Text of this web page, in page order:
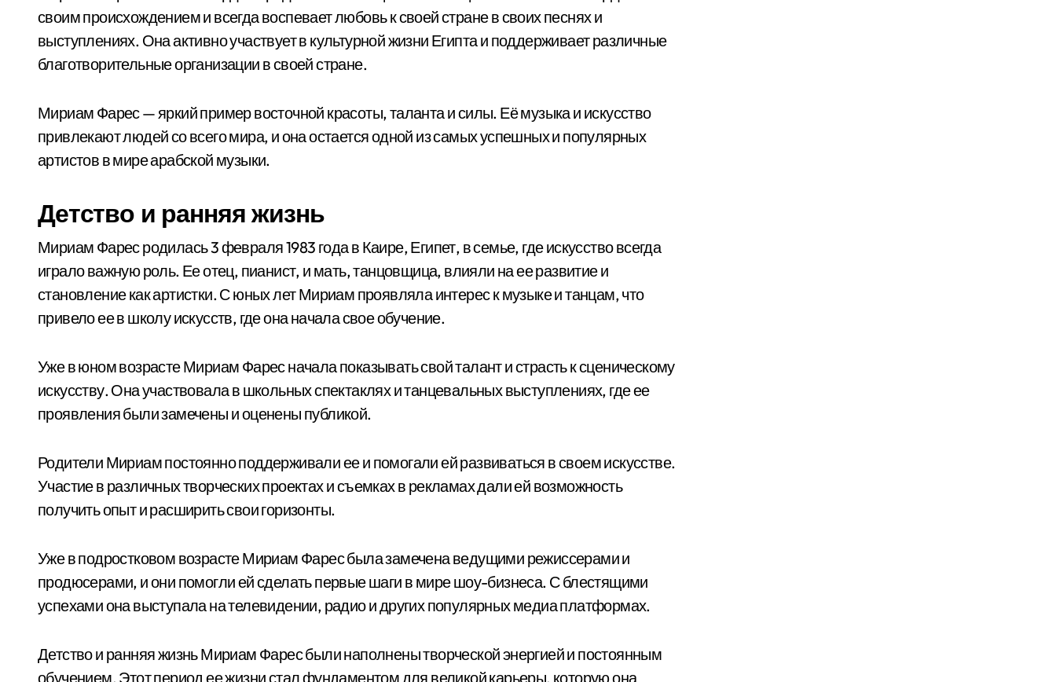
своим происхождением и всегда воспевает любовь к своей стране в своих песнях и
выступлениях. Она активно участвует в культурной жизни Египта и поддерживает различные
благотворительные организации в своей стране.
Мириам Фарес — яркий пример восточной красоты, таланта и силы. Её музыка и искусство
привлекают людей со всего мира, и она остается одной из самых успешных и популярных
артистов в мире арабской музыки.
Детство и ранняя жизнь
Мириам Фарес родилась 3 февраля 1983 года в Каире, Египет, в семье, где искусство всегда
играло важную роль. Ее отец, пианист, и мать, танцовщица, влияли на ее развитие и
становление как артистки. С юных лет Мириам проявляла интерес к музыке и танцам, что
привело ее в школу искусств, где она начала свое обучение.
Уже в юном возрасте Мириам Фарес начала показывать свой талант и страсть к сценическому
искусству. Она участвовала в школьных спектаклях и танцевальных выступлениях, где ее
проявления были замечены и оценены публикой.
Родители Мириам постоянно поддерживали ее и помогали ей развиваться в своем искусстве.
Участие в различных творческих проектах и съемках в рекламах дали ей возможность
получить опыт и расширить свои горизонты.
Уже в подростковом возрасте Мириам Фарес была замечена ведущими режиссерами и
продюсерами, и они помогли ей сделать первые шаги в мире шоу-бизнеса. С блестящими
успехами она выступала на телевидении, радио и других популярных медиа платформах.
Детство и ранняя жизнь Мириам Фарес были наполнены творческой энергией и постоянным
обучением. Этот период ее жизни стал фундаментом для великой карьеры, которую она